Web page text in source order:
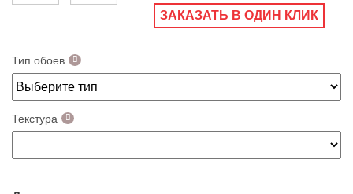
ЗАКАЗАТЬ В ОДИН КЛИК
Тип обоев
Текстура